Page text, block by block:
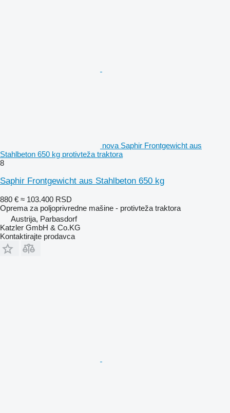
nova Saphir Frontgewicht aus
Stahlbeton 650 kg protivteža traktora
8
Saphir Frontgewicht aus Stahlbeton 650 kg
880 € ≈ 103.400 RSD
Oprema za poljoprivredne mašine - protivteža traktora
Austrija, Parbasdorf
Katzler GmbH & Co.KG
Kontaktirajte prodavca